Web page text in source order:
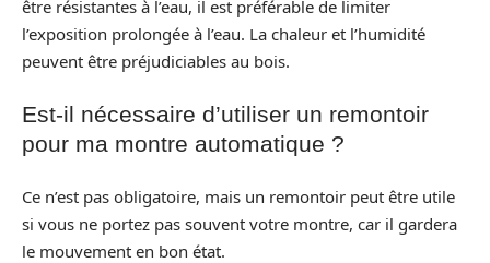
être résistantes à l’eau, il est préférable de limiter
l’exposition prolongée à l’eau. La chaleur et l’humidité
peuvent être préjudiciables au bois.
Est-il nécessaire d’utiliser un remontoir
pour ma montre automatique ?
Ce n’est pas obligatoire, mais un remontoir peut être utile
si vous ne portez pas souvent votre montre, car il gardera
le mouvement en bon état.